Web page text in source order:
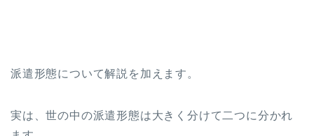
派遣形態について解説を加えます。
実は、世の中の派遣形態は大きく分けて二つに分かれ